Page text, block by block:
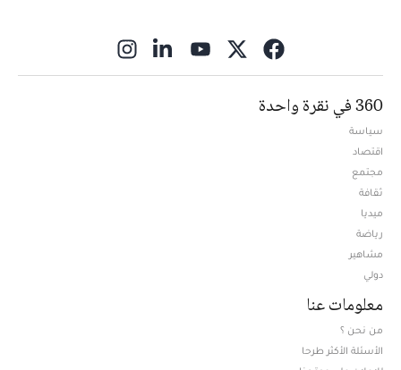
360 في نقرة واحدة
سياسة
اقتصاد
مجتمع
ثقافة
ميديا
رياضة
مشاهير
دولي
معلومات عنا
من نحن ؟
الأسئلة الأكثر طرحا